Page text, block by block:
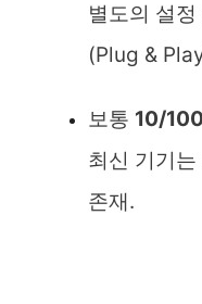
별도의 설
(Plug &
보통 10/
최신 기기
존재.